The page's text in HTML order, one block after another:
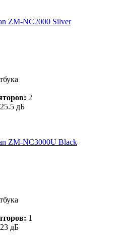
ZM-NC2000 Silver
2
дБ
ZM-NC3000U Black
1
дБ